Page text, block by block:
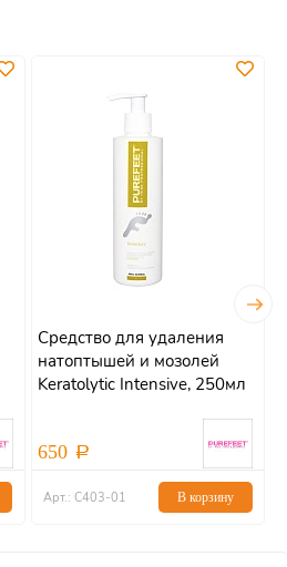
Средство для удаления
натоптышей и мозолей
Keratolytic Intensive, 250мл
650
Арт.: С403-01 В корзину